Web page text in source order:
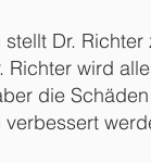
Dr.
wird
die